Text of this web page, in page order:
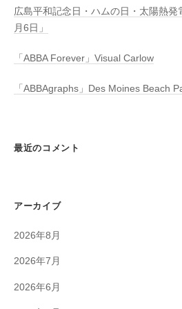
広島平和記念日・ハムの日・太陽熱発
月6日」
「ABBA Forever」Visual Carlow
「ABBAgraphs」Des Moines Beach
最近のコメント
アーカイブ
2026年8月
2026年7月
2026年6月